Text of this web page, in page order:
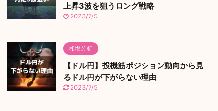
上昇3波を狙うロング戦略
2023/7/5
相場分析
【ドル円】投機筋ポジション動向から見
るドル円が下がらない理由
2023/7/5